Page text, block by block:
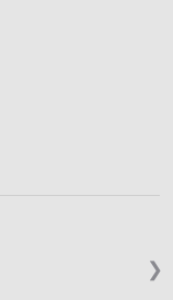
❯